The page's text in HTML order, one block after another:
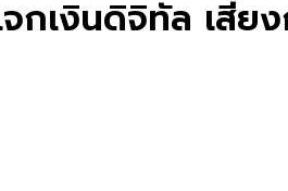
เงินดิจิทัล เสี่ยง